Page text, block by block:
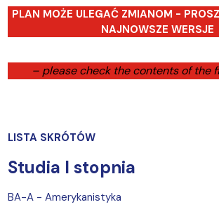
PLAN MOŻE ULEGAĆ ZMIANOM -
NAJNOWSZE WERSJE
– please check the contents of the
LISTA SKRÓTÓW
Studia I stopnia
BA-A - Amerykanistyka